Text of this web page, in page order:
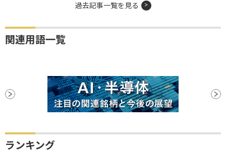
過去記事一覧を見る
関連用語一覧
ランキング